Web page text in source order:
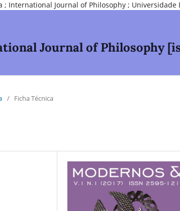
International Journal of Philosophy ; Universidade
Journal of Philosophy
/ Ficha Técnica